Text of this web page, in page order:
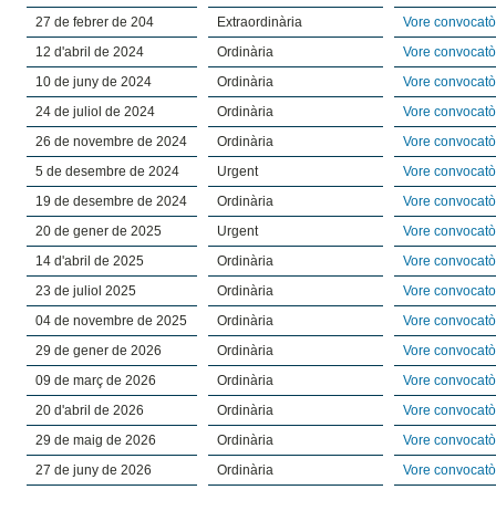
27 de febrer de 204
Extraordinària
Vore
12 d'abril de 2024
Ordinària
Vore
10 de juny de 2024
Ordinària
Vore
24 de juliol de 2024
Ordinària
Vore
26 de novembre de 2024
Ordinària
Vore
5 de desembre de 2024
Urgent
Vore
19 de desembre de 2024
Ordinària
Vore
20 de gener de 2025
Urgent
Vore
14 d'abril de 2025
Ordinària
Vore
23 de juliol 2025
Ordinària
Vore
04 de novembre de 2025
Ordinària
Vore
29 de gener de 2026
Ordinària
Vore
09 de març de 2026
Ordinària
Vore
20 d'abril de 2026
Ordinària
Vore
29 de maig de 2026
Ordinària
Vore
27 de juny de 2026
Ordinària Vore